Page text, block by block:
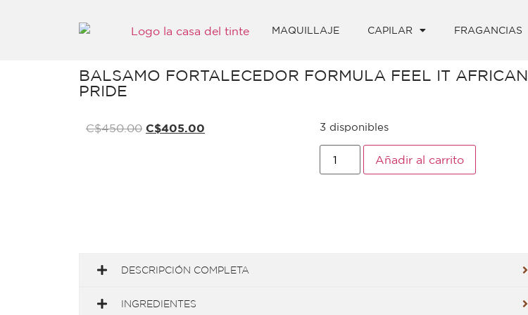
MAQUILLAJE CAPILAR FRAGANCIAS
BALSAMO FORTALECEDOR FORMULA FEEL IT AFRICAN
PRIDE
C$450.00 C$405.00 3 disponibles
Añadir al carrito
DESCRIPCIÓN COMPLETA
INGREDIENTES